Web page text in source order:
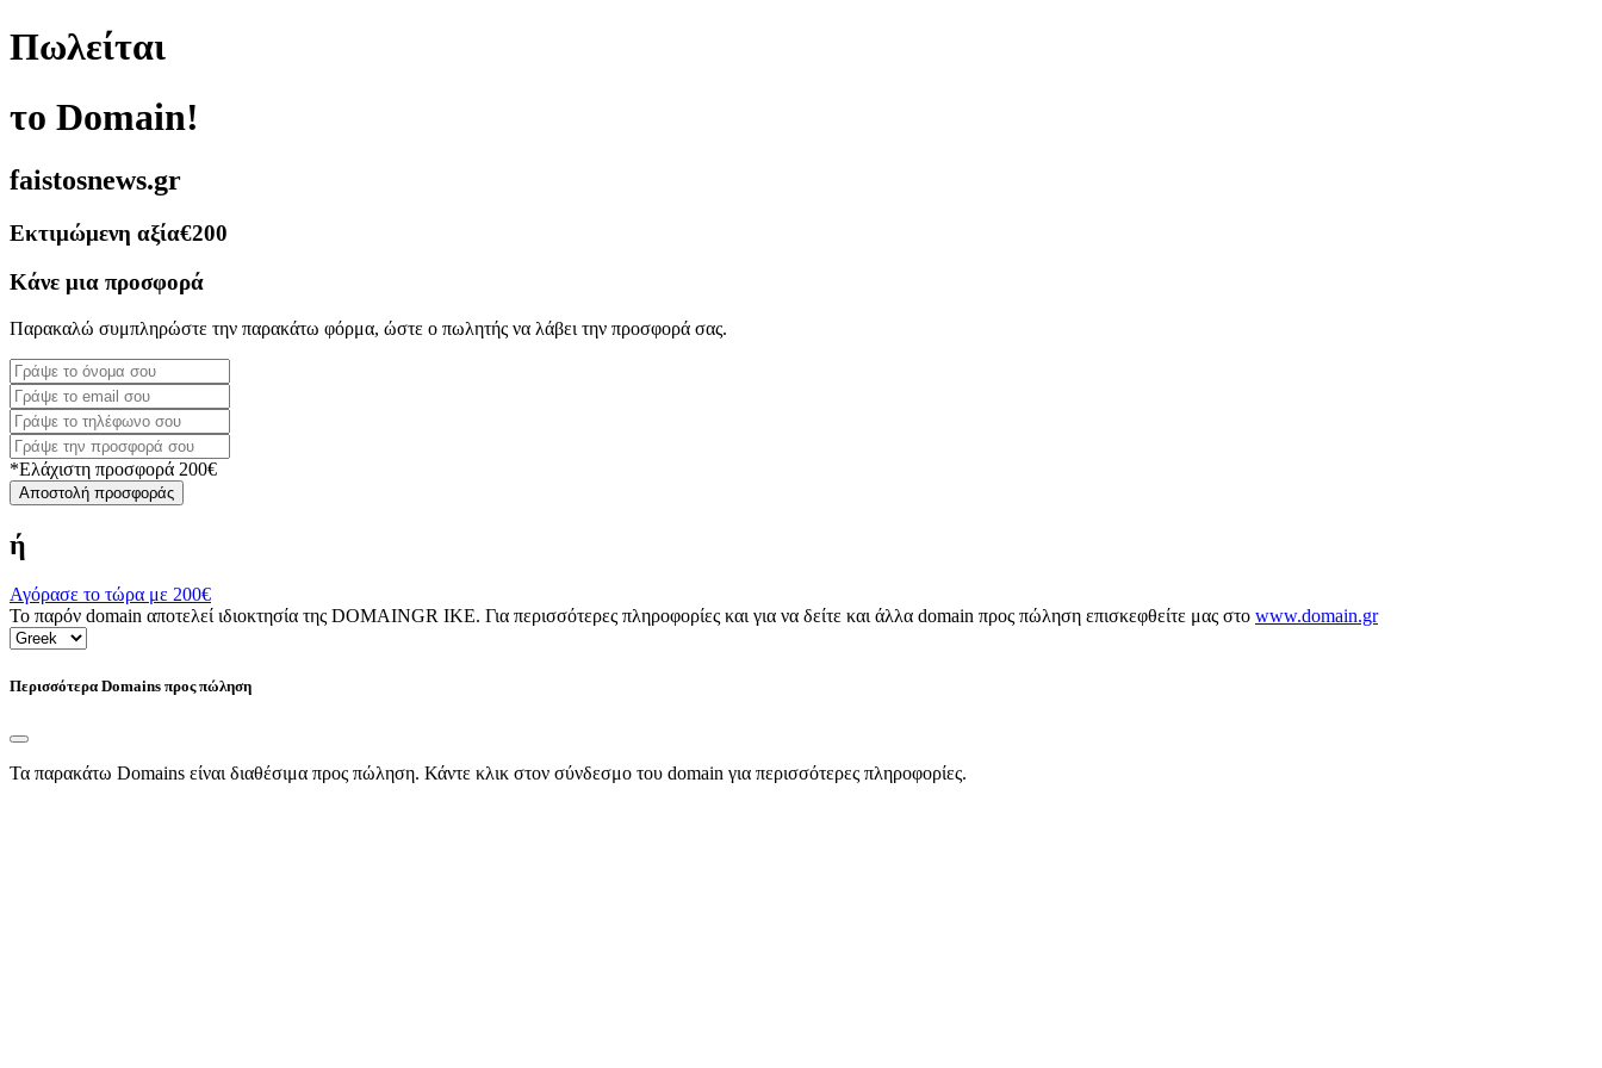
Πωλείται
το Domain!
faistosnews.gr
Εκτιμώμενη αξία€200
Κάνε μια προσφορά
Παρακαλώ συμπληρώστε την παρακάτω φόρμα, ώστε ο πωλητής να λάβει την προσφορά σας.
*Ελάχιστη προσφορά 200€
Αποστολή προσφοράς
ή
Αγόρασε το τώρα με 200€
Το παρόν domain αποτελεί ιδιοκτησία της DOMAINGR ΙΚΕ. Για περισσότερες πληροφορίες και για να δείτε και άλλα domain προς πώληση επισκεφθείτε μας στο www.domain.gr
Περισσότερα Domains προς πώληση
Τα παρακάτω Domains είναι διαθέσιμα προς πώληση. Κάντε κλικ στον σύνδεσμο του domain για περισσότερες πληροφορίες.